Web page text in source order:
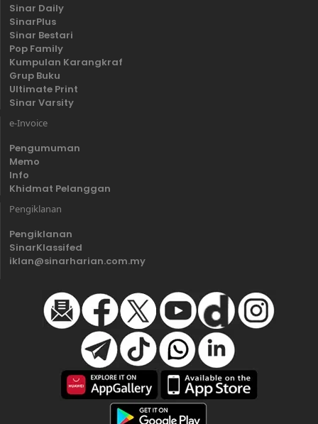
Sinar Daily
SinarPlus
Sinar Bestari
Pop Family
Kumpulan Karangkraf
Grup Buku
Ultimate Print
Sinar Varsity
e-Invoice
Pengumuman
Memo
Info
Khidmat Pelanggan
Pengiklanan
Pengiklanan
SinarKlassifed
iklan@sinarharian.com.my